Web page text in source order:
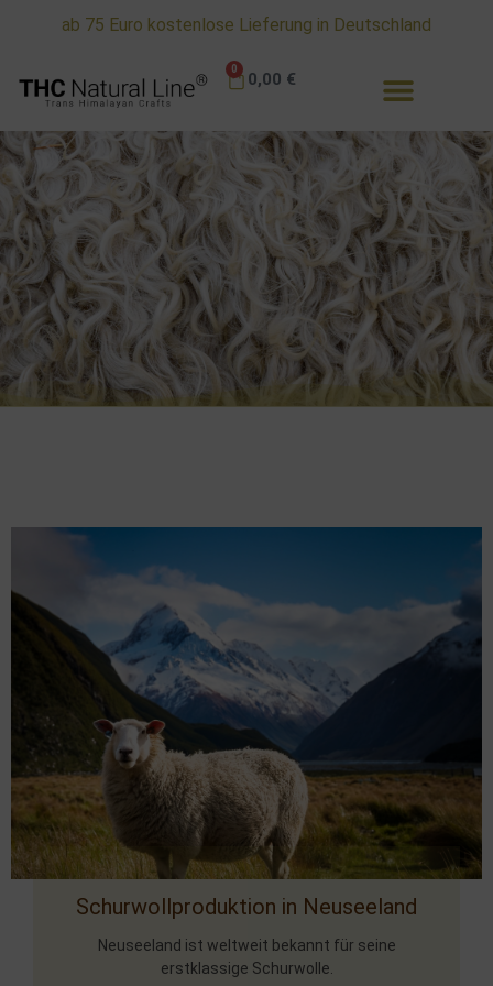
ab 75 Euro kostenlose Lieferung in Deutschland
0,00 €
0
Schurwollproduktion in Neuseeland
Neuseeland ist weltweit bekannt für seine
erstklassige Schurwolle.